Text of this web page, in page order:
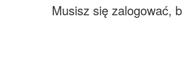
Musisz się zalogować,